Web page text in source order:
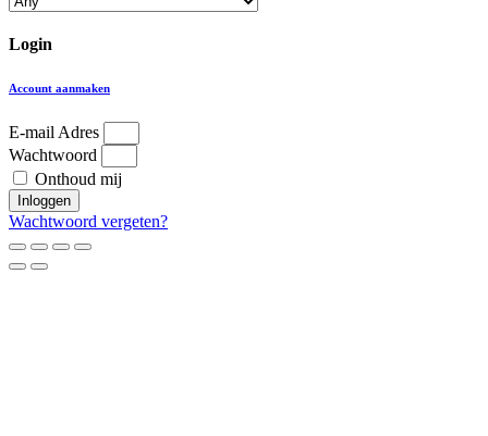
Login
Account aanmaken
E-mail Adres
Wachtwoord
Onthoud mij
Inloggen
Wachtwoord vergeten?